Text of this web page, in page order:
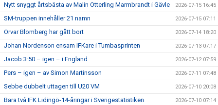
Nytt snyggt årtsbästa av Malin Otterling Marmbrandt i Gävle 2026-07-15 16:45
SM-truppen innehåller 21 namn 2026-07-15 07:11
Orvar Blomberg har gått bort 2026-07-14 18:20
Johan Nordenson ensam IFKare i Tumbasprinten 2026-07-13 07:17
Jacob 3:50 – igen – i England 2026-07-12 07:59
Pers – igen – av Simon Martinsson 2026-07-11 07:48
Sebbe dubbelt uttagen till U20 VM 2026-07-10 20:08
Bara två IFK Lidingö-14-åringar i Sverigestatistiken 2026-07-10 07:14